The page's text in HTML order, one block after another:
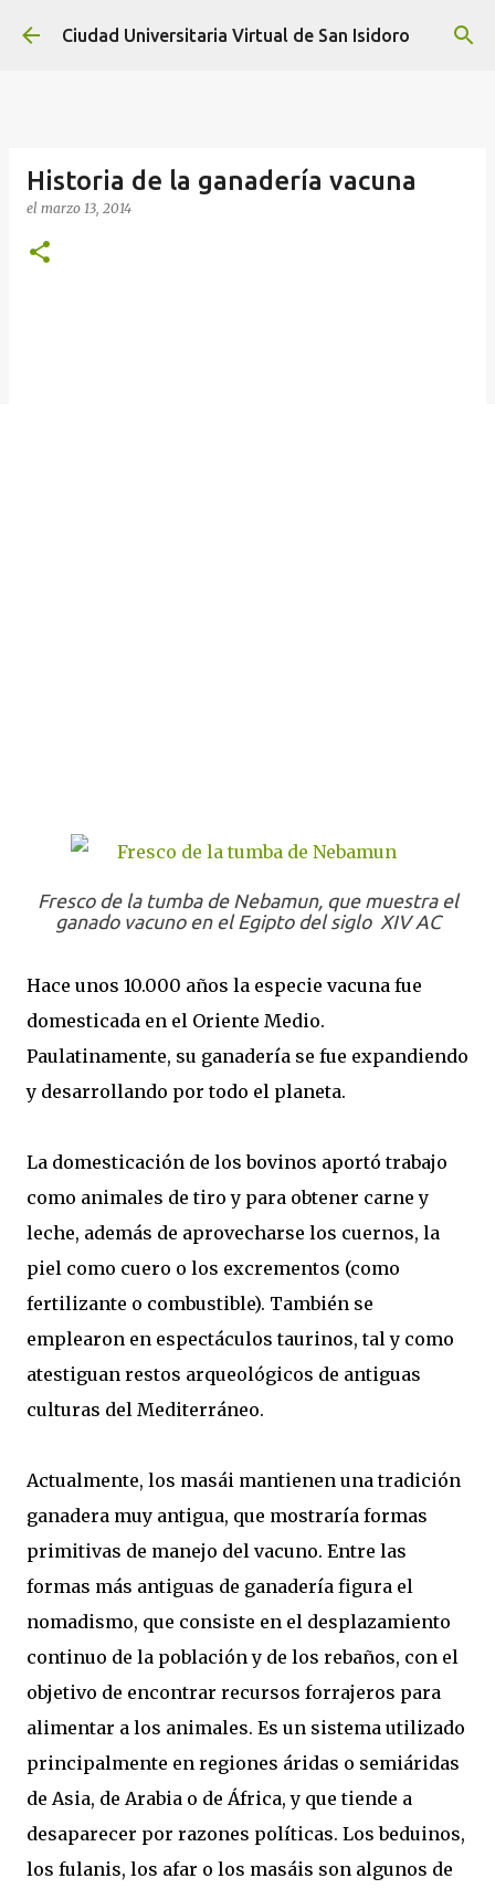
Ir al contenido principal
Ciudad Universitaria Virtual de San Isidoro
Historia de la ganadería vacuna
el marzo 13, 2014
Fresco de la tumba de Nebamun, que muestra el
ganado vacuno en el Egipto del siglo XIV AC
Hace unos 10.000 años la especie vacuna fue
domesticada en el Oriente Medio.
Paulatinamente, su ganadería se fue expandiendo
y desarrollando por todo el planeta.
La domesticación de los bovinos aportó trabajo
como animales de tiro y para obtener carne y
leche, además de aprovecharse los cuernos, la
piel como cuero o los excrementos (como
fertilizante o combustible). También se
emplearon en espectáculos taurinos, tal y como
atestiguan restos arqueológicos de antiguas
culturas del Mediterráneo.
Actualmente, los masái mantienen una tradición
ganadera muy antigua, que mostraría formas
primitivas de manejo del vacuno. Entre las
formas más antiguas de ganadería figura el
nomadismo, que consiste en el desplazamiento
continuo de la población y de los rebaños, con el
objetivo de encontrar recursos forrajeros para
alimentar a los animales. Es un sistema utilizado
principalmente en regiones áridas o semiáridas
de Asia, de Arabia o de África, y que tiende a
desaparecer por razones políticas. Los beduinos,
los fulanis, los afar o los masáis son algunos de